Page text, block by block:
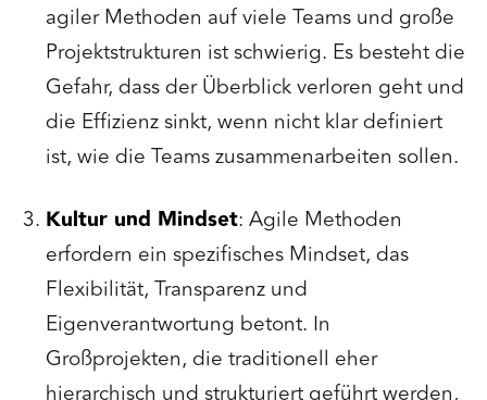
agiler Methoden auf viele Teams und große
Projektstrukturen ist schwierig. Es besteht die
Gefahr, dass der Überblick verloren geht und
die Effizienz sinkt, wenn nicht klar definiert
ist, wie die Teams zusammenarbeiten sollen.
Kultur und Mindset: Agile Methoden
erfordern ein spezifisches Mindset, das
Flexibilität, Transparenz und
Eigenverantwortung betont. In
Großprojekten, die traditionell eher
hierarchisch und strukturiert geführt werden,